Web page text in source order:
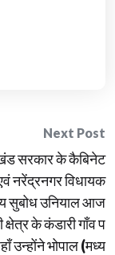
Next Post
सरकार के कैबिनेट
नरेंद्रनगर विधायक
सुबोध उनियाल आज
क्षेत्र के कंडारी गाँव प
उन्होंने भोपाल (मध्य